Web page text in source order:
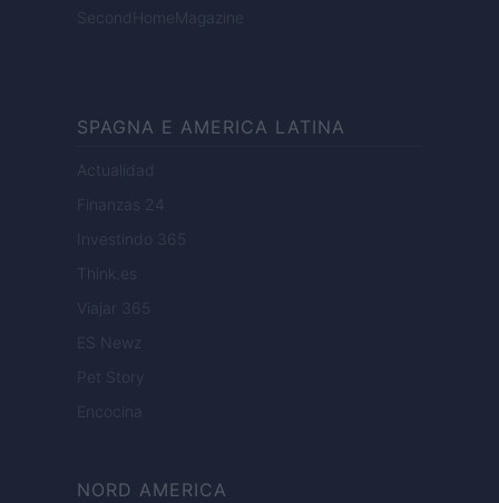
SecondHomeMagazine
SPAGNA E AMERICA LATINA
Actualidad
Finanzas 24
Investindo 365
Think.es
Viajar 365
ES Newz
Pet Story
Encocina
NORD AMERICA